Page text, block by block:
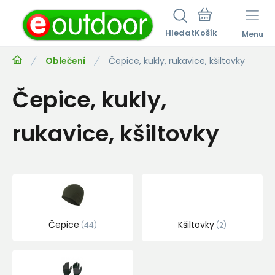
Hledat Menu
Oblečení Čepice, kukly, rukavice, kšiltovky
Čepice, kukly,
rukavice, kšiltovky
Čepice 44 Kšiltovky 2